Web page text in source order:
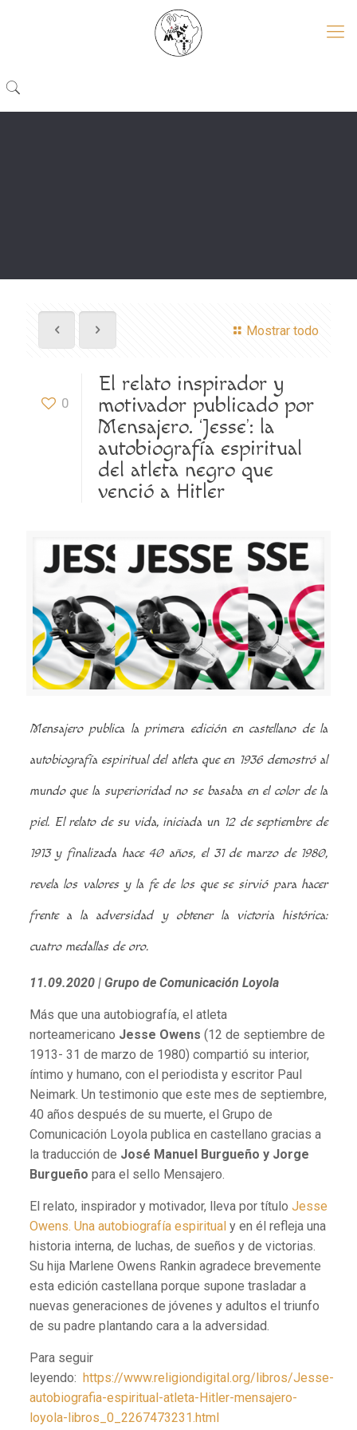
Mostrar todo
0
El relato inspirador y
motivador publicado por
Mensajero. ‘Jesse’: la
autobiografía espiritual
del atleta negro que
venció a Hitler
Mensajero publica la primera edición en castellano de la
autobiografía espiritual del atleta que en 1936 demostró al
mundo que la superioridad no se basaba en el color de la
piel. El relato de su vida, iniciada un 12 de septiembre de
1913 y finalizada hace 40 años, el 31 de marzo de 1980,
revela los valores y la fe de los que se sirvió para hacer
frente a la adversidad y obtener la victoria histórica:
cuatro medallas de oro.
11.09.2020| Grupo de Comunicación Loyola
Más que una autobiografía, el atleta
norteamericano Jesse Owens (12 de septiembre de
1913- 31 de marzo de 1980) compartió su interior,
íntimo y humano, con el periodista y escritor Paul
Neimark. Un testimonio que este mes de septiembre,
40 años después de su muerte, el Grupo de
Comunicación Loyola publica en castellano gracias a
la traducción de José Manuel Burgueño y Jorge
Burgueño para el sello Mensajero.
El relato, inspirador y motivador, lleva por título Jesse
Owens. Una autobiografía espiritualy en él refleja una
historia interna, de luchas, de sueños y de victorias.
Su hija Marlene Owens Rankin agradece brevemente
esta edición castellana porque supone trasladar a
nuevas generaciones de jóvenes y adultos el triunfo
de su padre plantando cara a la adversidad.
Para seguir
leyendo: https://www.religiondigital.org/libros/Jesse-
autobiografia-espiritual-atleta-Hitler-mensajero-
loyola-libros_0_2267473231.html